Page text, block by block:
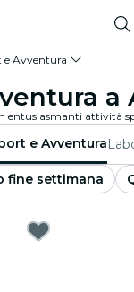
e Avventura
a
e Avventura
fine settimana